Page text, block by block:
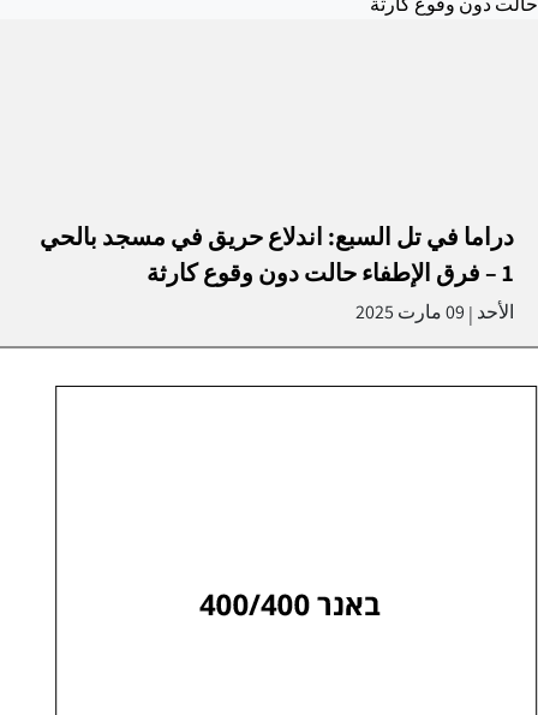
دراما في تل السبع: اندلاع حريق في مسجد بالحي
1 – فرق الإطفاء حالت دون وقوع كارثة
الأحد | 09 مارت 2025